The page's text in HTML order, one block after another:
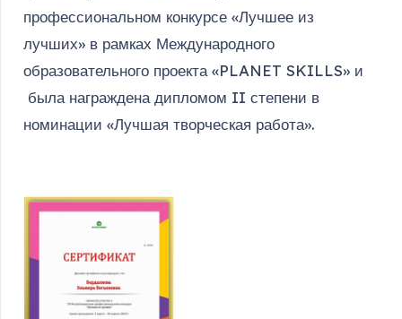
профессиональном конкурсе «Лучшее из
лучших» в рамках Международного
образовательного проекта «PLANET SKILLS» и
была награждена дипломом II степени в
номинации «Лучшая творческая работа».